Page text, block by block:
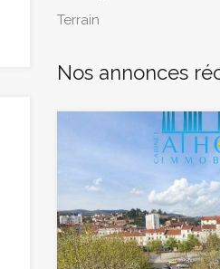
Terrain
Nos annonces